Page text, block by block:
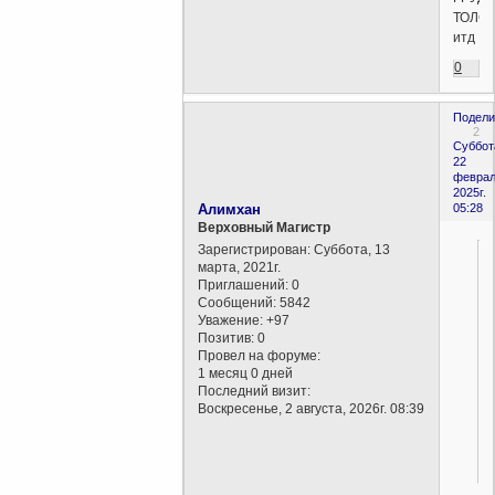
итд
0
2
22
2025г.
05:28
Алимхан
Верховный Магистр
Зарегистрирован: Суббота, 13
марта, 2021г.
Приглашений: 0
Сообщений: 5842
Уважение: +97
Позитив: 0
Провел на форуме:
1 месяц 0 дней
Последний визит:
Воскресенье, 2 августа, 2026г. 08:39